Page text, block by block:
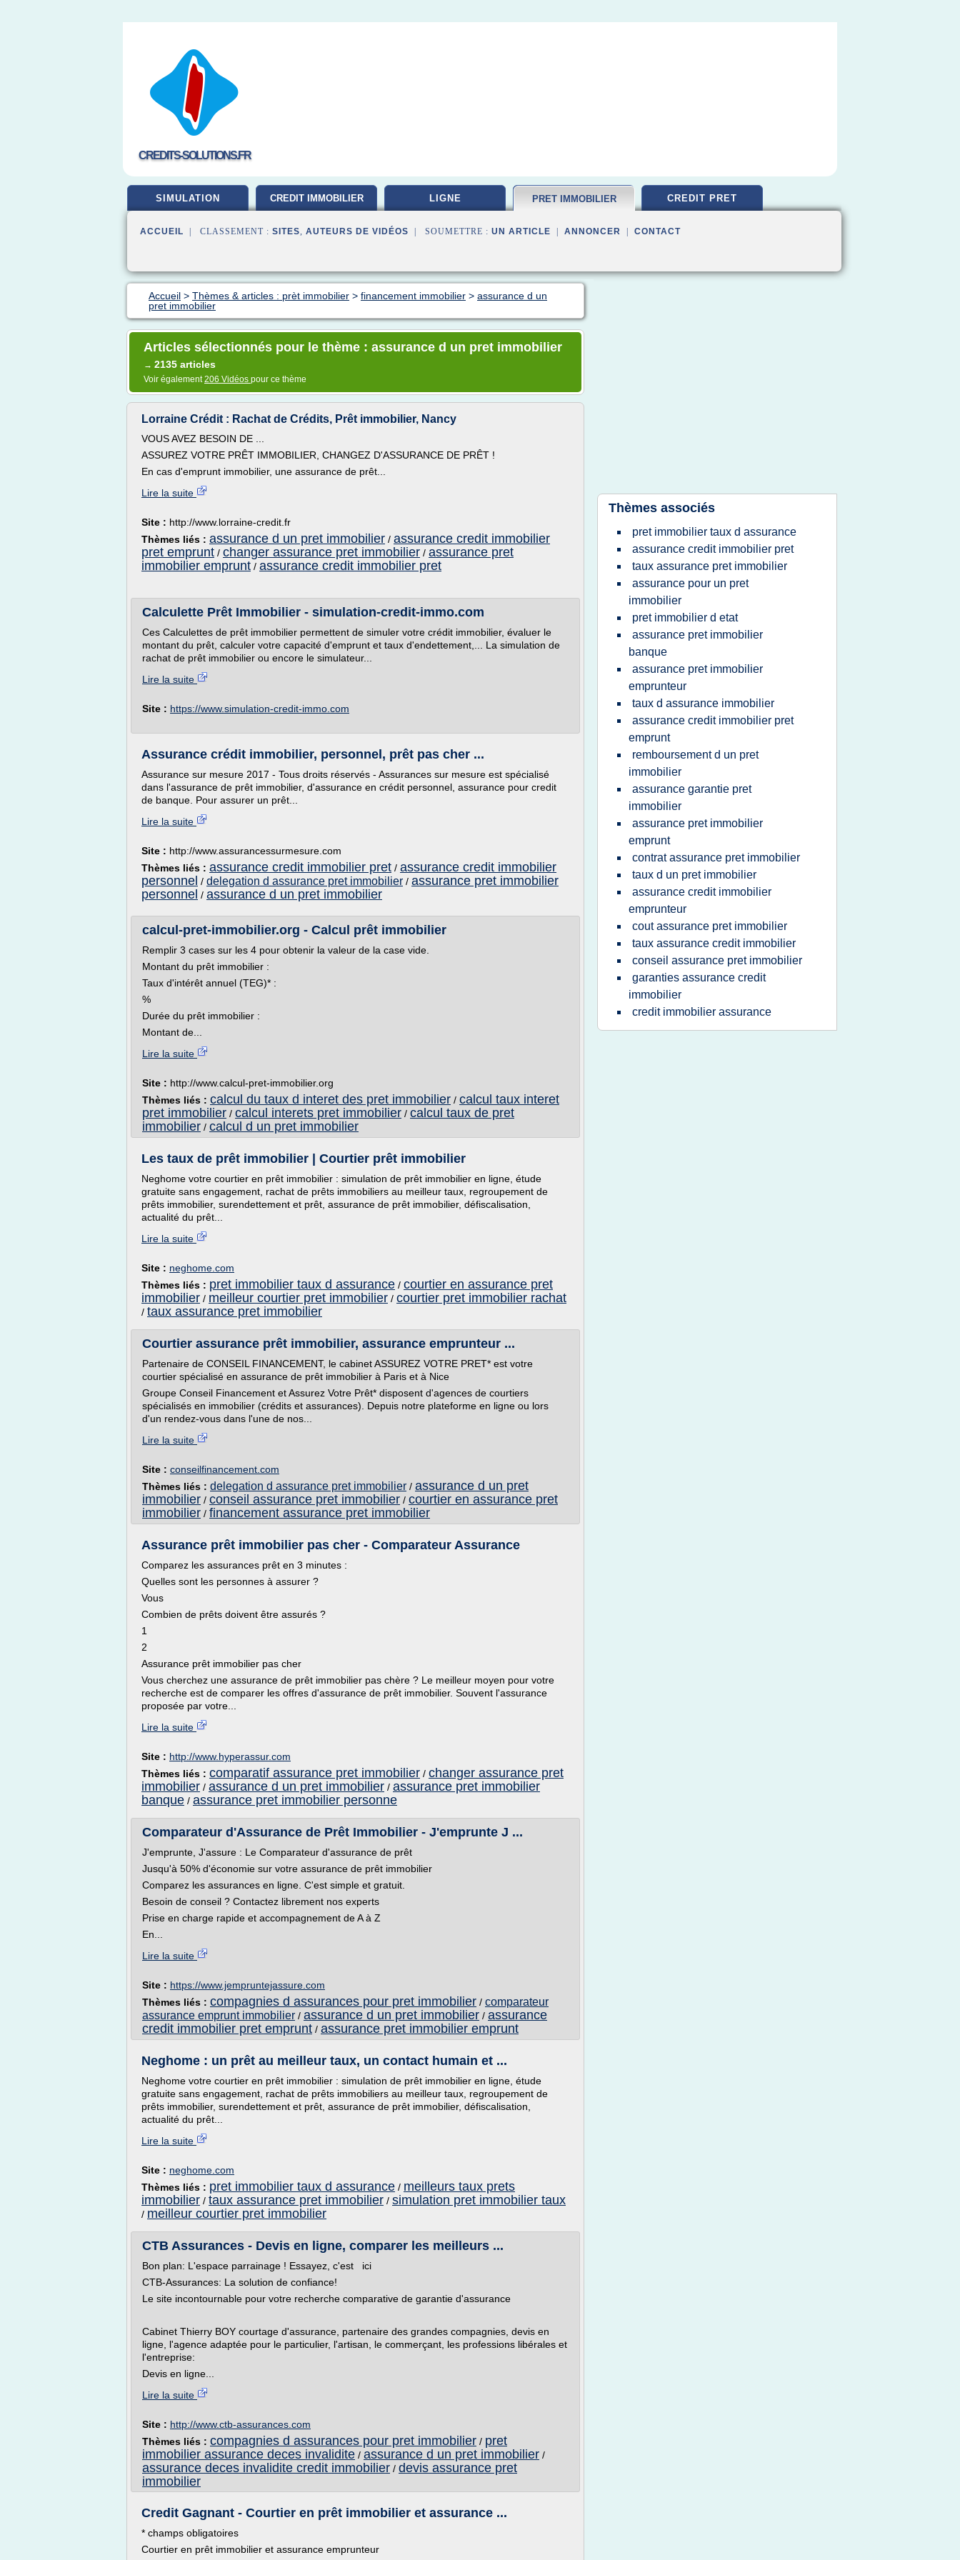
CREDITS-SOLUTIONS.FR
SIMULATION CREDIT IMMOBILIER LIGNE PRET IMMOBILIER CREDIT PRET
ACCUEIL | CLASSEMENT : SITES, AUTEURS DE VIDÉOS | SOUMETTRE : UN ARTICLE ANNONCER CONTACT
Accueil > Thèmes & articles : prèt immobilier > financement immobilier > assurance d un
pret immobilier
Articles sélectionnés pour le thème : assurance d un pret immobilier
→ 2135 articles
Voir également206 Vidéos pour ce thème
Lorraine Crédit : Rachat de Crédits, Prêt immobilier, Nancy
VOUS AVEZ BESOIN DE ...
ASSUREZ VOTRE PRÊT IMMOBILIER, CHANGEZ D'ASSURANCE DE PRÊT !
En cas d'emprunt immobilier, une assurance de prêt...
Lire la suite
Site : http://www.lorraine-credit.fr
Thèmes liés : assurance d un pret immobilier / assurance credit immobilier
pret emprunt / changer assurance pret immobilier / assurance pret
immobilier emprunt / assurance credit immobilier pret
Calculette Prêt Immobilier - simulation-credit-immo.com
Ces Calculettes de prêt immobilier permettent de simuler votre crédit immobilier, évaluer le
montant du prêt, calculer votre capacité d'emprunt et taux d'endettement,... La simulation de
rachat de prêt immobilier ou encore le simulateur...
Lire la suite
Site : https://www.simulation-credit-immo.com
Assurance crédit immobilier, personnel, prêt pas cher ...
Assurance sur mesure 2017 - Tous droits réservés - Assurances sur mesure est spécialisé
dans l'assurance de prêt immobilier, d'assurance en crédit personnel, assurance pour credit
de banque. Pour assurer un prêt...
Lire la suite
Site : http://www.assurancessurmesure.com
Thèmes liés : assurance credit immobilier pret / assurance credit immobilier
personnel / delegation d assurance pret immobilier / assurance pret immobilier
personnel / assurance d un pret immobilier
calcul-pret-immobilier.org - Calcul prêt immobilier
Remplir 3 cases sur les 4 pour obtenir la valeur de la case vide.
Montant du prêt immobilier :
Taux d'intérêt annuel (TEG)* :
%
Durée du prêt immobilier :
Montant de...
Lire la suite
Site : http://www.calcul-pret-immobilier.org
Thèmes liés : calcul du taux d interet des pret immobilier / calcul taux interet
pret immobilier / calcul interets pret immobilier / calcul taux de pret
immobilier / calcul d un pret immobilier
Les taux de prêt immobilier | Courtier prêt immobilier
Neghome votre courtier en prêt immobilier : simulation de prêt immobilier en ligne, étude
gratuite sans engagement, rachat de prêts immobiliers au meilleur taux, regroupement de
prêts immobilier, surendettement et prêt, assurance de prêt immobilier, défiscalisation,
actualité du prêt...
Lire la suite
Site : neghome.com
Thèmes liés : pret immobilier taux d assurance / courtier en assurance pret
immobilier / meilleur courtier pret immobilier / courtier pret immobilier rachat
/ taux assurance pret immobilier
Courtier assurance prêt immobilier, assurance emprunteur ...
Partenaire de CONSEIL FINANCEMENT, le cabinet ASSUREZ VOTRE PRET* est votre
courtier spécialisé en assurance de prêt immobilier à Paris et à Nice
Groupe Conseil Financement et Assurez Votre Prêt* disposent d'agences de courtiers
spécialisés en immobilier (crédits et assurances). Depuis notre plateforme en ligne ou lors
d'un rendez-vous dans l'une de nos...
Lire la suite
Site : conseilfinancement.com
Thèmes liés : delegation d assurance pret immobilier / assurance d un pret
immobilier / conseil assurance pret immobilier / courtier en assurance pret
immobilier / financement assurance pret immobilier
Assurance prêt immobilier pas cher - Comparateur Assurance
Comparez les assurances prêt en 3 minutes :
Quelles sont les personnes à assurer ?
Vous
Combien de prêts doivent être assurés ?
1
2
Assurance prêt immobilier pas cher
Vous cherchez une assurance de prêt immobilier pas chère ? Le meilleur moyen pour votre
recherche est de comparer les offres d'assurance de prêt immobilier. Souvent l'assurance
proposée par votre...
Lire la suite
Site : http://www.hyperassur.com
Thèmes liés : comparatif assurance pret immobilier / changer assurance pret
immobilier / assurance d un pret immobilier / assurance pret immobilier
banque / assurance pret immobilier personne
Comparateur d'Assurance de Prêt Immobilier - J'emprunte J ...
J'emprunte, J'assure : Le Comparateur d'assurance de prêt
Jusqu'à 50% d'économie sur votre assurance de prêt immobilier
Comparez les assurances en ligne. C'est simple et gratuit.
Besoin de conseil ? Contactez librement nos experts
Prise en charge rapide et accompagnement de A à Z
En...
Lire la suite
Site : https://www.jempruntejassure.com
Thèmes liés : compagnies d assurances pour pret immobilier / comparateur
assurance emprunt immobilier / assurance d un pret immobilier / assurance
credit immobilier pret emprunt / assurance pret immobilier emprunt
Neghome : un prêt au meilleur taux, un contact humain et ...
Neghome votre courtier en prêt immobilier : simulation de prêt immobilier en ligne, étude
gratuite sans engagement, rachat de prêts immobiliers au meilleur taux, regroupement de
prêts immobilier, surendettement et prêt, assurance de prêt immobilier, défiscalisation,
actualité du prêt...
Lire la suite
Site : neghome.com
Thèmes liés : pret immobilier taux d assurance / meilleurs taux prets
immobilier / taux assurance pret immobilier / simulation pret immobilier taux
/ meilleur courtier pret immobilier
CTB Assurances - Devis en ligne, comparer les meilleurs ...
Bon plan: L'espace parrainage ! Essayez, c'est ici
CTB-Assurances: La solution de confiance!
Le site incontournable pour votre recherche comparative de garantie d'assurance
Cabinet Thierry BOY courtage d'assurance, partenaire des grandes compagnies, devis en
ligne, l'agence adaptée pour le particulier, l'artisan, le commerçant, les professions libérales et
l'entreprise:
Devis en ligne...
Lire la suite
Site : http://www.ctb-assurances.com
Thèmes liés : compagnies d assurances pour pret immobilier / pret
immobilier assurance deces invalidite / assurance d un pret immobilier /
assurance deces invalidite credit immobilier / devis assurance pret
immobilier
Credit Gagnant - Courtier en prêt immobilier et assurance ...
* champs obligatoires
Courtier en prêt immobilier et assurance emprunteur
Thèmes associés
pret immobilier taux d assurance
assurance credit immobilier pret
taux assurance pret immobilier
assurance pour un pret
immobilier
pret immobilier d etat
assurance pret immobilier
banque
assurance pret immobilier
emprunteur
taux d assurance immobilier
assurance credit immobilier pret
emprunt
remboursement d un pret
immobilier
assurance garantie pret
immobilier
assurance pret immobilier
emprunt
contrat assurance pret immobilier
taux d un pret immobilier
assurance credit immobilier
emprunteur
cout assurance pret immobilier
taux assurance credit immobilier
conseil assurance pret immobilier
garanties assurance credit
immobilier
credit immobilier assurance